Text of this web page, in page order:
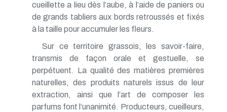
cueillette a lieu dès l’aube, à l’aide de paniers ou
de grands tabliers aux bords retroussés et fixés
à la taille pour accumuler les fleurs.
Sur ce territoire grassois, les savoir-faire,
transmis de façon orale et gestuelle, se
perpétuent. La qualité des matières premières
naturelles, des produits naturels issus de leur
extraction, ainsi que l’art de composer les
parfums font l’unanimité. Producteurs, cueilleurs,